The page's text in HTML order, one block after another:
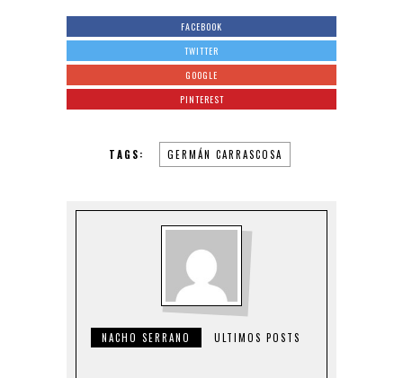
FACEBOOK
TWITTER
GOOGLE
PINTEREST
TAGS: GERMÁN CARRASCOSA
NACHO SERRANO ULTIMOS POSTS